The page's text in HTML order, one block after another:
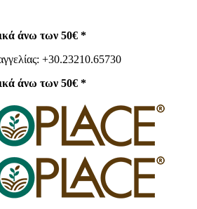
άνω των 50€ *
+30.23210.65730
άνω των 50€ *